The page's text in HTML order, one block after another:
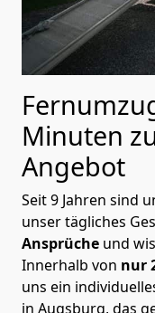
Minuten
Angebot
Seit 9 Jahren sind
unser tägliches
Ansprüche und
Innerhalb von nur
uns ein
in Augsburg, das